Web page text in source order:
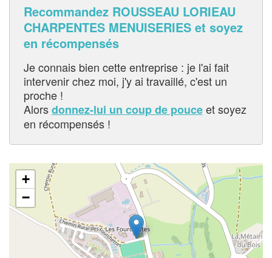
Recommandez ROUSSEAU LORIEAU
CHARPENTES MENUISERIES et soyez
en récompensés
Je connais bien cette entreprise : je l'ai fait
intervenir chez moi, j'y ai travaillé, c'est un
proche !
Alorsdonnez-lui un coup de pouceet soyez
en récompensés !
+
−